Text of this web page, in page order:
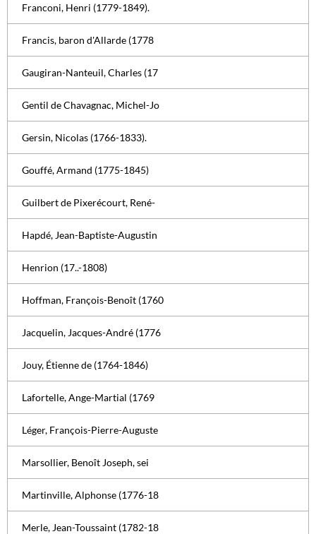
Franconi, Henri (1779-1849).
Francis, baron d'Allarde (1778
Gaugiran-Nanteuil, Charles (17
Gentil de Chavagnac, Michel-Jo
Gersin, Nicolas (1766-1833).
Gouffé, Armand (1775-1845)
Guilbert de Pixerécourt, René-
Hapdé, Jean-Baptiste-Augustin
Henrion (17..-1808)
Hoffman, François-Benoît (1760
Jacquelin, Jacques-André (1776
Jouy, Étienne de (1764-1846)
Lafortelle, Ange-Martial (1769
Léger, François-Pierre-Auguste
Marsollier, Benoît Joseph, sei
Martinville, Alphonse (1776-18
Merle, Jean-Toussaint (1782-18